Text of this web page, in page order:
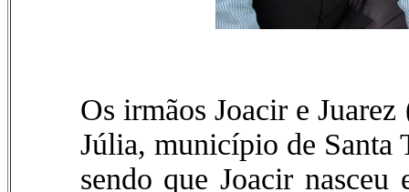
Os irmãos Joacir e
Júlia, município de Santa
sendo que Joacir